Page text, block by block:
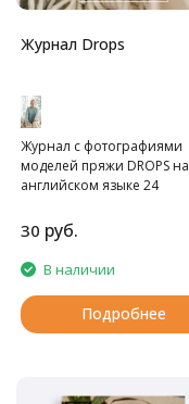
Журнал Drops
Журнал с фотографиями
моделей пряжи DROPS на
английском языке 24
30 руб.
В наличии
Подробнее